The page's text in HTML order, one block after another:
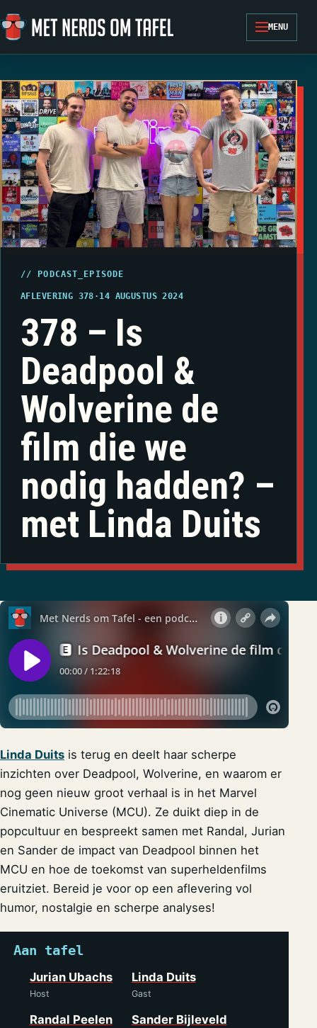
Ga naar de inhoud
MENU
// PODCAST_EPISODE
AFLEVERING 378 · 14 AUGUSTUS 2024
378 – Is
Deadpool &
Wolverine de
film die we
nodig hadden? –
met Linda Duits
Linda Duits is terug en deelt haar scherpe
inzichten over Deadpool, Wolverine, en waarom er
nog geen nieuw groot verhaal is in het Marvel
Cinematic Universe (MCU). Ze duikt diep in de
popcultuur en bespreekt samen met Randal, Jurian
en Sander de impact van Deadpool binnen het
MCU en hoe de toekomst van superheldenfilms
eruitziet. Bereid je voor op een aflevering vol
humor, nostalgie en scherpe analyses!
Aan tafel
Jurian Ubachs
Host
Linda Duits
Gast
Randal Peelen Sander Bijleveld